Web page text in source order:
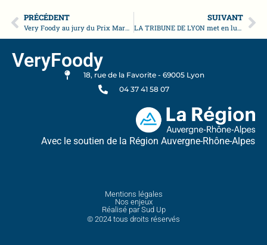
PRÉCÉDENT
Very Foody au jury du Prix Marmiton 2024 : une reconnaissance en innovation agroalimentaire!
SUIVANT
LA TRIBUNE DE LYON met en lumière VERY FOODY
VeryFoody
18, rue de la Favorite - 69005 Lyon
04 37 41 58 07
Avec le soutien de la Région Auvergne-Rhône-Alpes
Mentions légales
Nos enjeux
Réalisé par Sud Up
© 2024 tous droits réservés